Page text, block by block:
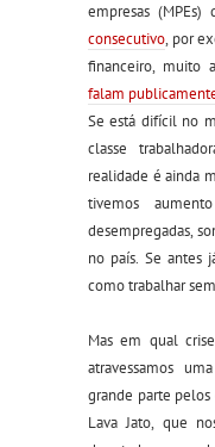
empresas (MPEs)
consecutivo, por
financeiro, muito
falam
Se está difícil no
classe
realidade é ainda
tivemos
desempregadas,
no país. Se antes
como trabalhar
Mas em qual
atravessamos
grande parte pelos
Lava Jato, que